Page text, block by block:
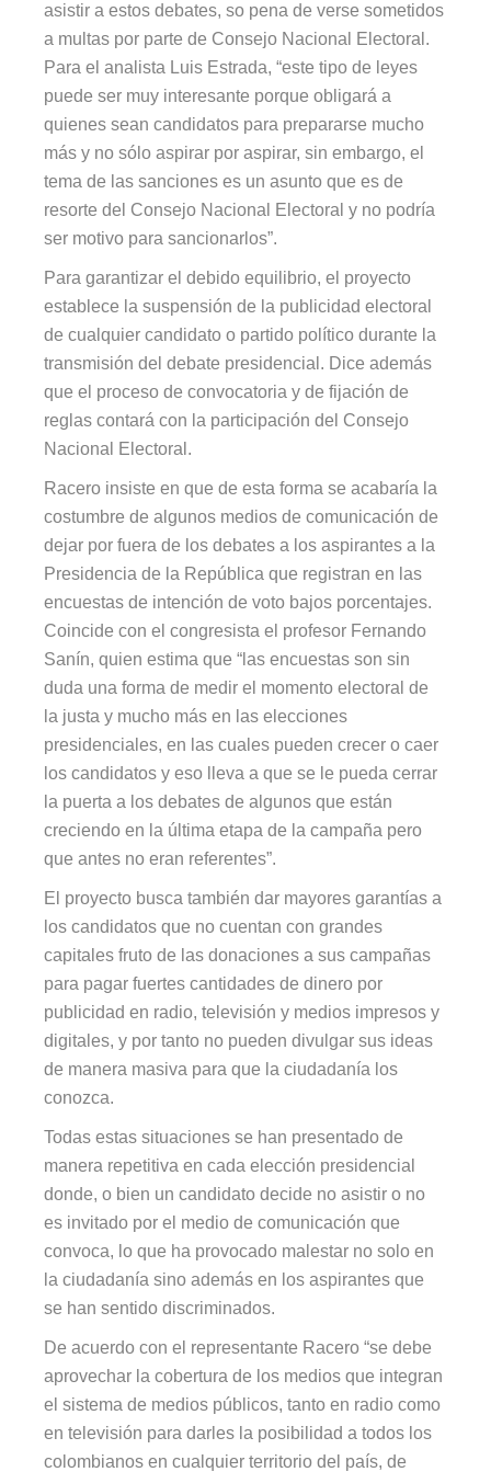
asistir a estos debates, so pena de verse sometidos
a multas por parte de Consejo Nacional Electoral.
Para el analista Luis Estrada, “este tipo de leyes
puede ser muy interesante porque obligará a
quienes seancandidatos para prepararse mucho
más y no sólo aspirar por aspirar, sinembargo, el
tema de las sanciones es un asunto que es de
resorte del Consejo Nacional Electoral y no podría
ser motivo para sancionarlos”.
Para garantizar el debido equilibrio, el proyecto
establece la suspensión de la publicidad electoral
de cualquier candidato o partido político durante la
transmisión del debate presidencial. Dice además
que el proceso de convocatoria y de fijación de
reglas contará con la participación del Consejo
Nacional Electoral.
Racero insiste en que de esta forma se acabaría la
costumbre de algunos medios de comunicación de
dejar por fuera de los debates a los aspirantes a la
Presidencia de la República que registran en las
encuestas de intención de voto bajos porcentajes.
Coincide con el congresista el profesor Fernando
Sanín, quien estima que“las encuestas son sin
duda una forma de medir el momento electoral de
la justa y mucho más en las elecciones
presidenciales, en las cuales pueden crecer o caer
los candidatos y eso lleva a que se le pueda cerrar
la puerta a los debates de algunos que están
creciendo en la última etapa de la campaña pero
que antes no eran referentes”.
El proyecto busca también dar mayores garantías a
los candidatos que no cuentan con grandes
capitales fruto de las donaciones a sus campañas
para pagar fuertes cantidades de dinero por
publicidad en radio, televisión y medios impresos y
digitales, y por tanto no pueden divulgar sus ideas
de manera masiva para que la ciudadanía los
conozca.
Todas estas situaciones se han presentado de
manera repetitiva en cada elección presidencial
donde, o bien un candidato decide no asistir o no
es invitado por el medio de comunicación que
convoca, lo que ha provocado malestar no solo en
la ciudadanía sino además en los aspirantes que
se han sentido discriminados.
De acuerdo con el representante Racero “se debe
aprovechar la cobertura de los medios que integran
el sistema de medios públicos, tanto en radio como
en televisión para darles la posibilidad a todos los
colombianos en cualquier territorio del país, de